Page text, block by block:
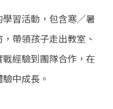
習活動，包含寒／暑
帶領孩子走出教室、
經驗到團隊合作，在
中成長。